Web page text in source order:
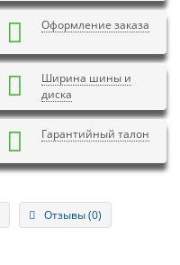
Оформление заказа
Ширина шины и
диска
Гарантийный талон
Отзывы (0)